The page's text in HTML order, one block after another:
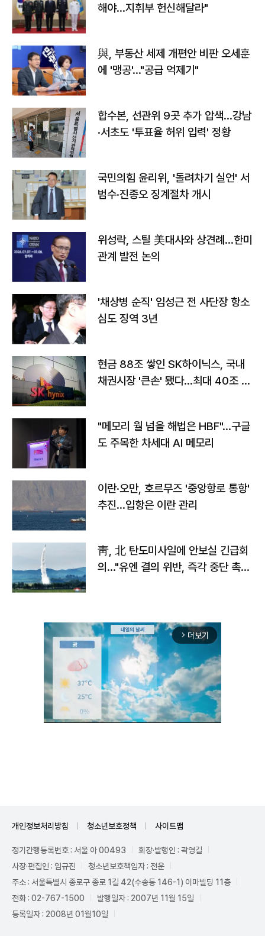
해야…지휘부 헌신해달라"
與, 부동산 세제 개편안 비판 오세훈
에 '맹공'…"공급 억제기"
합수본, 선관위 9곳 추가 압색…강남
·서초도 '투표율 허위 입력' 정황
국민의힘 윤리위, '돌려차기 실언' 서
범수·진종오 징계절차 개시
위성락, 스틸 美대사와 상견례…한미
관계 발전 논의
'채상병 순직' 임성근 전 사단장 항소
심도 징역 3년
현금 88조 쌓인 SK하이닉스, 국내
채권시장 '큰손' 됐다…최대 40조 투
"메모리 월 넘을 해법은 HBF"…구글
도 주목한 차세대 AI 메모리
이란·오만, 호르무즈 '중앙항로 통항'
추진…입항은 이란 관리
靑, 北 탄도미사일에 안보실 긴급회
의…"유엔 결의 위반, 즉각 중단 촉
arrow_forward_ios 더보기
개인정보처리방침 청소년보호정책 사이트맵
정기간행등록번호 : 서울 아 00493
회장·발행인 : 곽영길
사장·편집인 : 임규진
청소년보호책임자 : 전운
주소 : 서울특별시 종로구 종로 1길 42(수송동 146-1) 이마빌딩 11층
전화 : 02-767-1500
발행일자 : 2007년 11월 15일
등록일자 : 2008년 01월10일